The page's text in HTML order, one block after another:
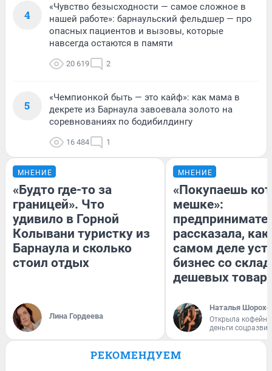
4
«Чувство безысходности — самое сложное в
нашей работе»: барнаульский фельдшер — про
опасных пациентов и вызовы, которые
навсегда остаются в памяти
20 619 2
5
«Чемпионкой быть — это кайф»: как мама в
декрете из Барнаула завоевала золото на
соревнованиях по бодибилдингу
16 484 1
МНЕНИЕ
«Будто где-то за
границей». Что
удивило в Горной
Колывани туристку из
Барнаула и сколько
стоил отдых
Лина Гордеева
МНЕНИЕ
«Покупаешь
мешке»:
рассказала, как
самом деле
бизнес со
дешевых
Наталья
Открыла
деньги
РЕКОМЕНДУЕМ